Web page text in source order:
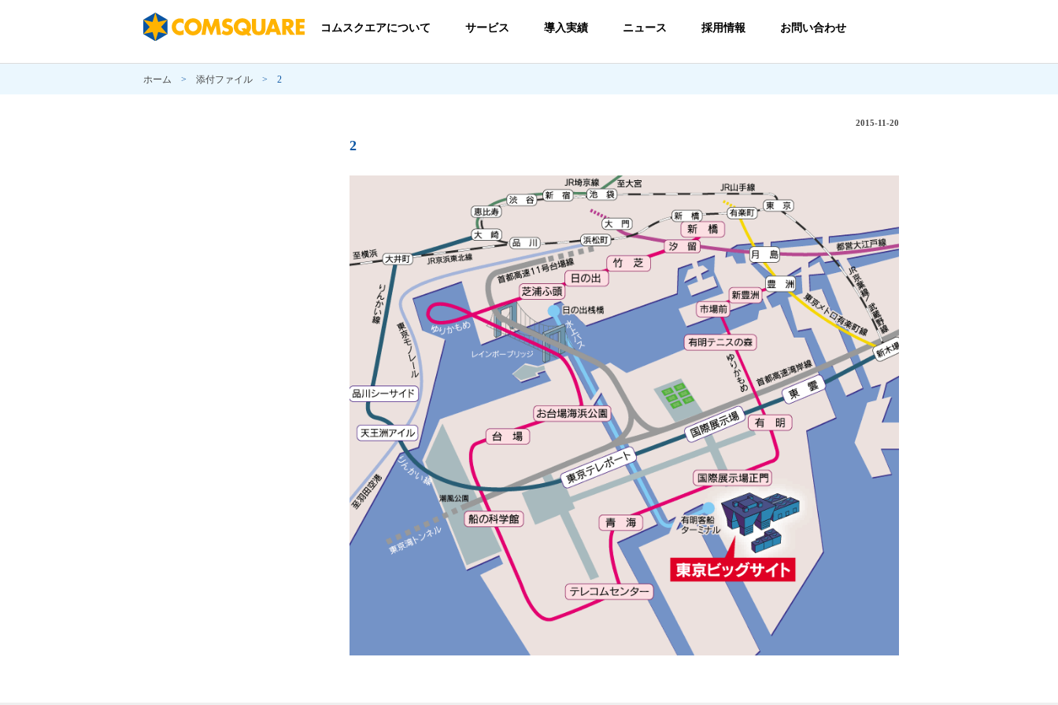
コムスクエアについて サービス 導入実績 ニュース 採用情報 お問い合わせ
ホーム > 添付ファイル > 2
2015-11-20
2